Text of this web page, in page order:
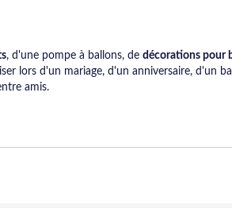
, d'une pompe à ballons, de décorations pour
lors d'un mariage, d'un anniversaire,
amis.